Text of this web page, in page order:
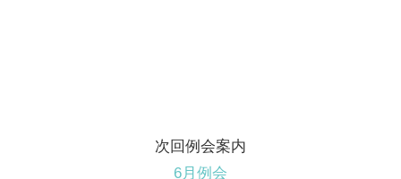
次回例会案内
6月例会